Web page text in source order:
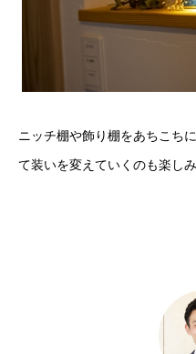
ニッチ棚や飾り棚をあちこち
て装いを変えていくのも楽しみ